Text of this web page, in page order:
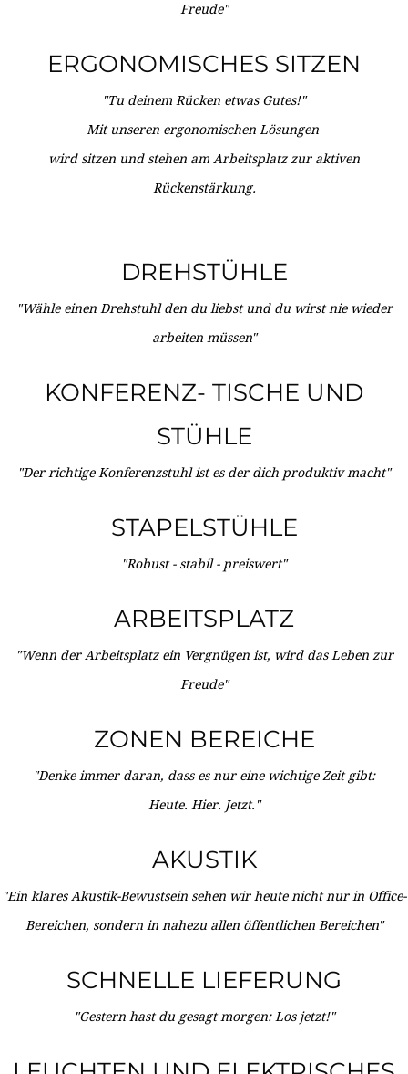
Freude"
ERGONOMISCHES SITZEN
"Tu deinem Rücken etwas Gutes!"
Mit unseren ergonomischen Lösungen
wird sitzen und stehen am Arbeitsplatz zur aktiven
Rückenstärkung.
DREHSTÜHLE
"Wähle einen Drehstuhl den du liebst und du wirst nie wieder
arbeiten müssen"
KONFERENZ- TISCHE UND
STÜHLE
"Der richtige Konferenzstuhl ist es der dich produktiv macht"
STAPELSTÜHLE
"Robust - stabil - preiswert"
ARBEITSPLATZ
"Wenn der Arbeitsplatz ein Vergnügen ist, wird das Leben zur
Freude"
ZONEN BEREICHE
"Denke immer daran, dass es nur eine wichtige Zeit gibt:
Heute. Hier. Jetzt."
AKUSTIK
"Ein klares Akustik-Bewustsein sehen wir heute nicht nur in Office-
Bereichen, sondern in nahezu allen öffentlichen Bereichen"
SCHNELLE LIEFERUNG
"Gestern hast du gesagt morgen: Los jetzt!"